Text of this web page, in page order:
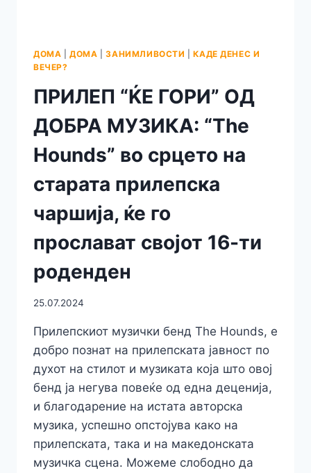
ДОМА |ДОМА |ЗАНИМЛИВОСТИ |КАДЕ ДЕНЕС И
ВЕЧЕР?
ПРИЛЕП “ЌЕ ГОРИ” ОД
ДОБРА МУЗИКА: “The
Hounds” во срцето на
старата прилепска
чаршија, ќе го
прослават својот 16-ти
роденден
25.07.2024
Прилепскиот музички бенд The Hounds, e
добро познат на прилепската јавност по
духот на стилот и музиката која што овој
бенд ја негува повеќе од една деценија,
и благодарение на истата авторска
музика, успешно опстојува како на
прилепската, така и на македонската
музичка сцена. Можеме слободно да